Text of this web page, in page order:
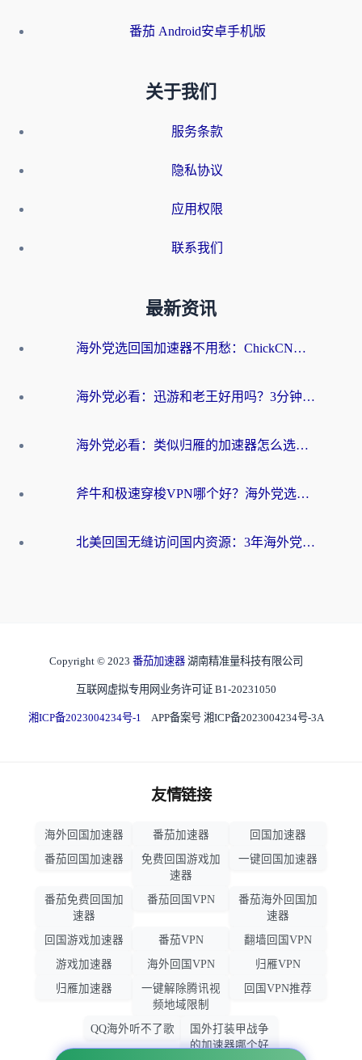
番茄 Android安卓手机版
关于我们
服务条款
隐私协议
应用权限
联系我们
最新资讯
海外党选回国加速器不用愁：ChickCN和洞见哪个好？一篇搞定所有疑问
海外党必看：迅游和老王好用吗？3分钟选对加速国内网络的加速器
海外党必看：类似归雁的加速器怎么选？一篇搞定无缝访问国内资源
斧牛和极速穿梭VPN哪个好？海外党选回国加速器必看的真实对比与避坑指南
北美回国无缝访问国内资源：3年海外党亲测的加速器选择指南
Copyright © 2023 番茄加速器 湖南精准量科技有限公司
互联网虚拟专用网业务许可证 B1-20231050
湘ICP备2023004234号-1 APP备案号 湘ICP备2023004234号-3A
友情链接
海外回国加速器 番茄加速器
回国加速器
番茄回国加速器
免费回国游戏加
速器
一键回国加速器
番茄免费回国加
速器
番茄回国VPN
番茄海外回国加
速器
回国游戏加速器
番茄VPN
翻墙回国VPN
游戏加速器
海外回国VPN
归雁VPN
归雁加速器
一键解除腾讯视
频地域限制
回国VPN推荐
QQ海外听不了歌
国外打装甲战争
的加速器哪个好